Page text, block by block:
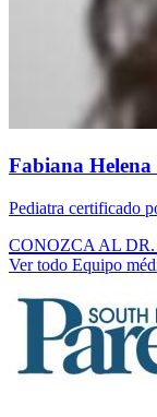
Fabiana
Pediatra certificado
CONOZCA AL
Ver todo Equipo